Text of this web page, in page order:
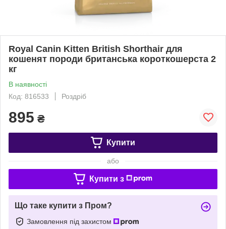
Royal Canin Kitten British Shorthair для
кошенят породи британська короткошерста 2
кг
В наявності
Код: 816533
Роздріб
895 ₴
Купити
або
Купити з
Що таке купити з Пром?
Замовлення під захистом